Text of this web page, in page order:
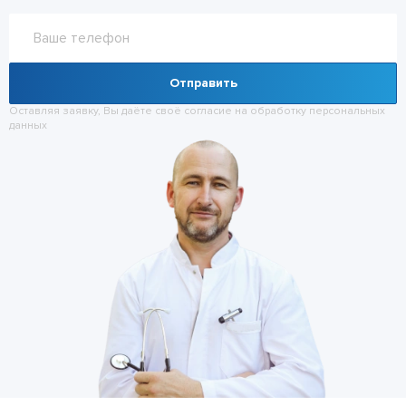
Отправить
Оставляя заявку, Вы даёте своё согласие на обработку персональных
данных